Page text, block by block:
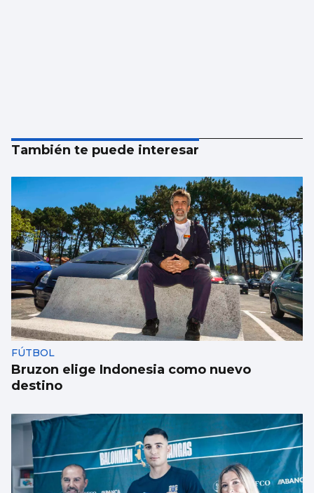
También te puede interesar
FÚTBOL
Bruzon elige Indonesia como nuevo
destino